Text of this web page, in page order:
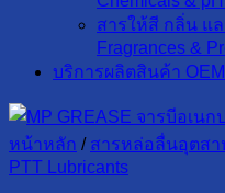
สารให้สี กลิ่น แล
Fragrances &
บริการผลิตสินค้า
หน้าหลัก / สารหล่อลื่นอุตสา
PTT Lubricants